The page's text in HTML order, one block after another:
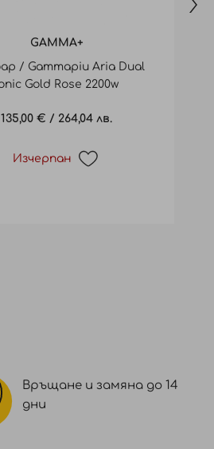
GAMMA+
/ Gammapiu Aria Dual
Gold Rose 2200w
135,00 € / 264,04 лв.
Изчерпан
Връщане и замяна до 14
дни